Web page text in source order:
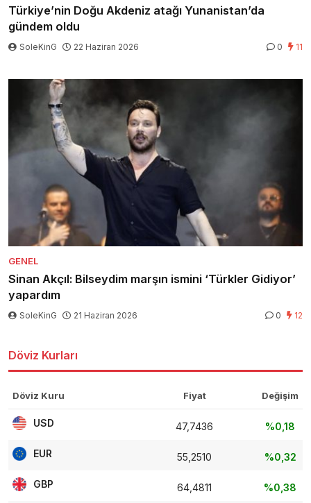
Türkiye’nin Doğu Akdeniz atağı Yunanistan’da
gündem oldu
SoleKinG 22 Haziran 2026 0 11
GENEL
Sinan Akçıl: Bilseydim marşın ismini ‘Türkler Gidiyor’
yapardım
SoleKinG 21 Haziran 2026 0 12
Döviz Kurları
Döviz Kuru Fiyat Değişim
USD 47,7436 %0,18
EUR 55,2510 %0,32
GBP 64,4811 %0,38